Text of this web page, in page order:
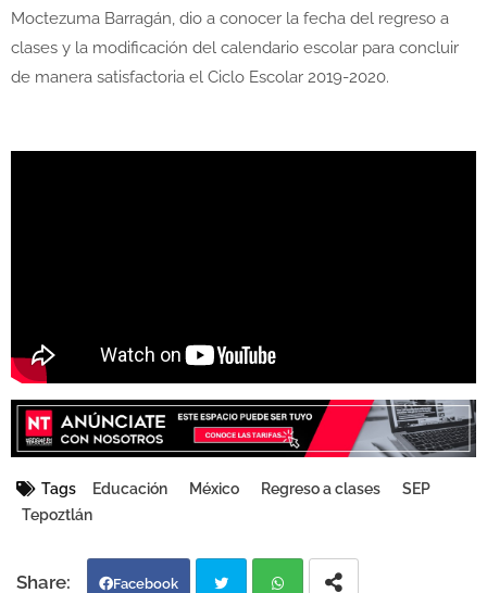
Moctezuma Barragán, dio a conocer la fecha del regreso a
clases y la modificación del calendario escolar para concluir
de manera satisfactoria el Ciclo Escolar 2019-2020.
Tags Educación México Regreso a clases
SEP
Tepoztlán
Facebook